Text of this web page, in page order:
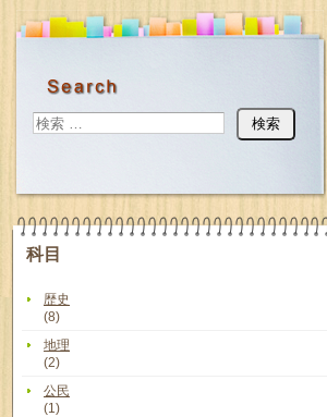
科目
歴史
(8)
地理
(2)
公民
(1)